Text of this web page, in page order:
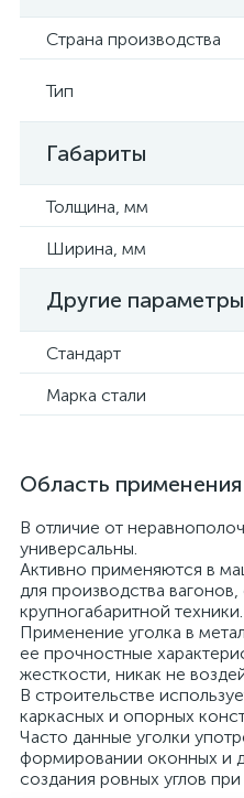
Страна производства
Тип
Габариты
Толщина, мм
Ширина, мм
Другие параметры
Стандарт
Марка стали
Область применения
В отличие от
универсальны.
Активно применяются в
для производства вагонов,
крупногабаритной техники.
Применение уголка в
ее прочностные
жесткости, никак не
В строительстве
каркасных и опорных
Часто данные уголки
формировании оконных и
создания ровных углов